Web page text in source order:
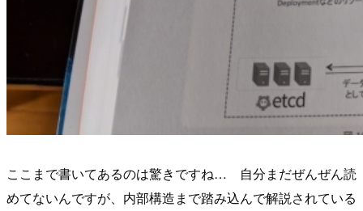
ここまで書いてあるのは驚きですね… 自分まだぜんぜん読
めてないんですが、内部構造まで踏み込んで解説されている